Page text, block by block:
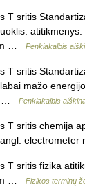
sritis
m …
Penkiakalbis
sritis
mažo
…
Penkiakalbis
sritis chemija
sritis fizika
m …
Fizikos terminų